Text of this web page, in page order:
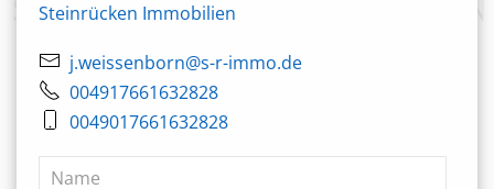
Steinrücken Immobilien
j.weissenborn@s-r-immo.de
004917661632828
0049017661632828